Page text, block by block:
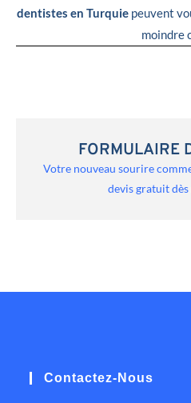
dentistes en Turquie peuvent
moindre
FORMULAIRE
Votre nouveau sourire
devis gratuit
Contactez-Nous